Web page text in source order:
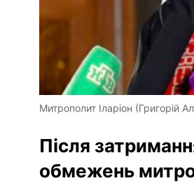
Митрополит Іларіон (Григорій
Після
обмежень